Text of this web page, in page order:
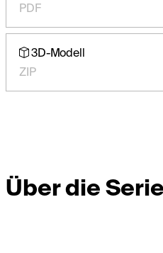
PDF
3D-Modell
ZIP
Über die